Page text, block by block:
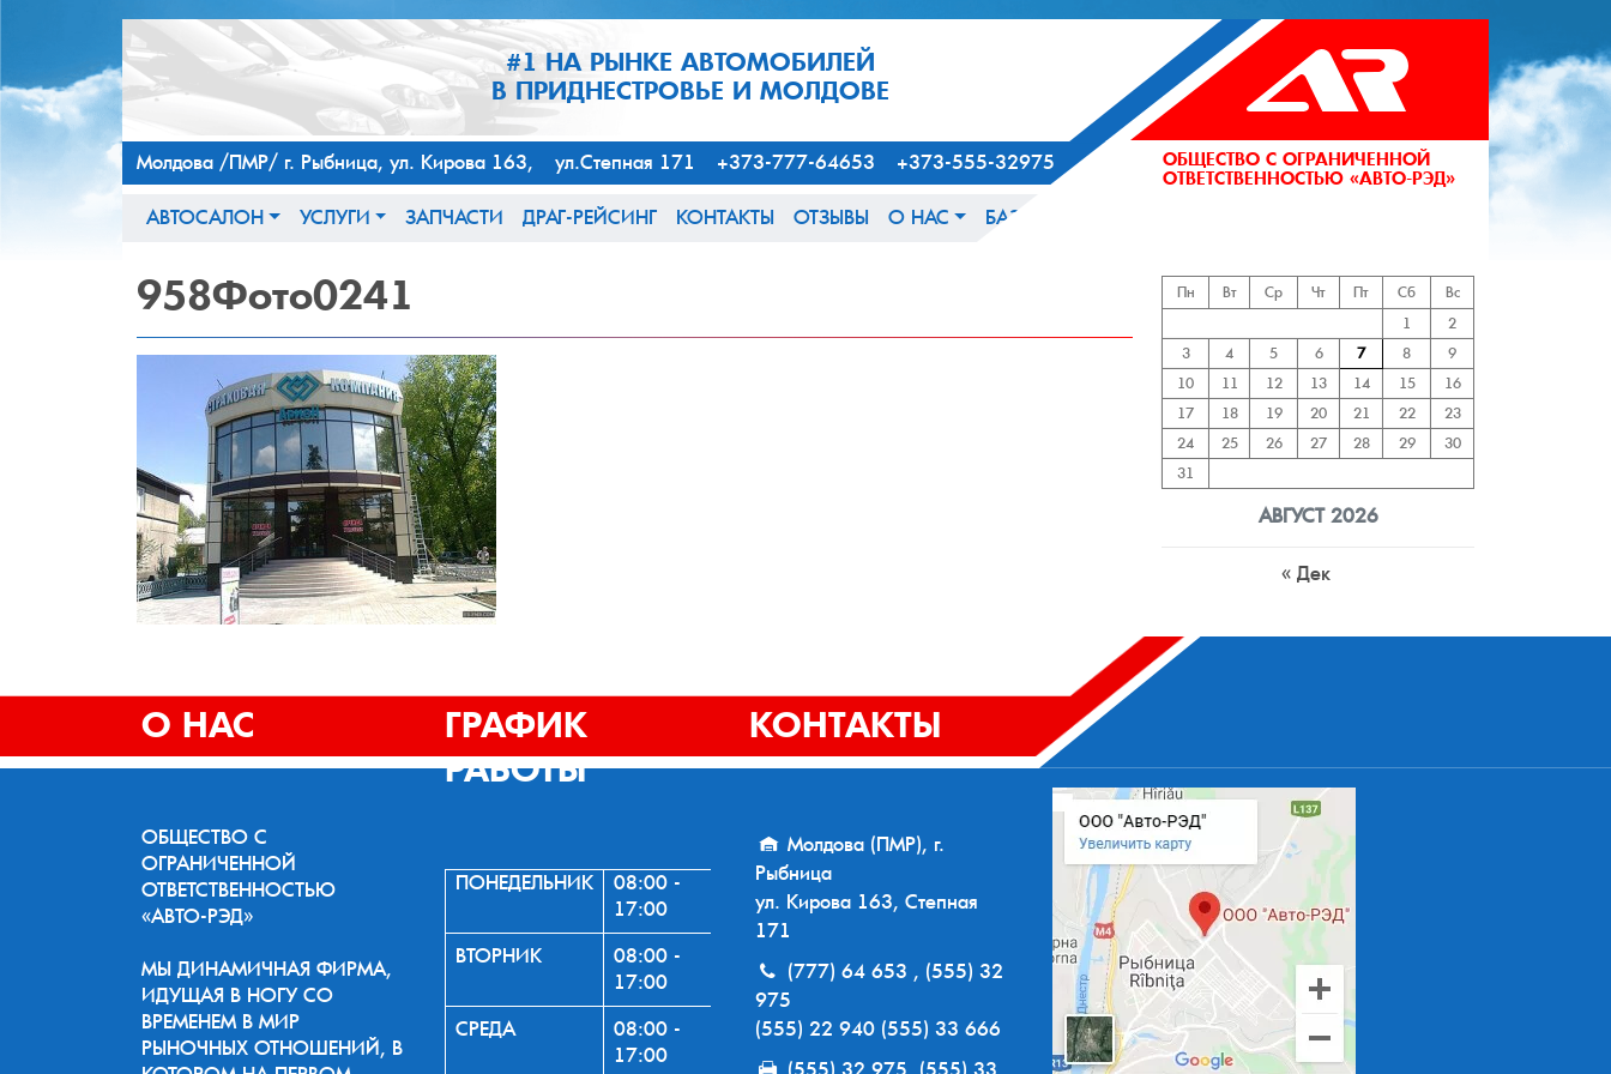
#1 НА РЫНКЕ АВТОМОБИЛЕЙ
В ПРИДНЕСТРОВЬЕ И МОЛДОВЕ
ОБЩЕСТВО С ОГРАНИЧЕННОЙ
ОТВЕТСТВЕННОСТЬЮ «АВТО-РЭД»
Молдова /ПМР/ г. Рыбница, ул. Кирова 163, ул.Степная 171 +373-777-64653 +373-555-32975
АВТОСАЛОН УСЛУГИ ЗАПЧАСТИ ДРАГ-РЕЙСИНГ КОНТАКТЫ ОТЗЫВЫ О НАС БАЗА ЗНАНИЙ
958Фото0241
АВГУСТ 2026
Пн Вт Ср Чт Пт Сб
Вс
1
2
3
4 5 6 7 8
9
10
11 12 13 14 15
16
17
18 19 20 21 22
23
24
25 26 27 28 29
30
31
« Дек
О НАС
ОБЩЕСТВО С
ОГРАНИЧЕННОЙ
ОТВЕТСТВЕННОСТЬЮ
«АВТО-РЭД»
МЫ ДИНАМИЧНАЯ ФИРМА,
ИДУЩАЯ В НОГУ СО
ВРЕМЕНЕМ В МИР
РЫНОЧНЫХ ОТНОШЕНИЙ, В
ГРАФИК
РАБОТЫ
ПОНЕДЕЛЬНИК
08:00 -
17:00
ВТОРНИК
08:00 -
17:00
СРЕДА
08:00 -
17:00
КОНТАКТЫ
Молдова (ПМР), г.
Рыбница
ул. Кирова 163, Степная
171
(777) 64 653 , (555) 32
975
(555) 22 940 (555) 33 666